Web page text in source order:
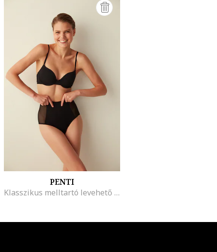
PENTI
Klasszikus melltartó levehető pántokkal, Fekete